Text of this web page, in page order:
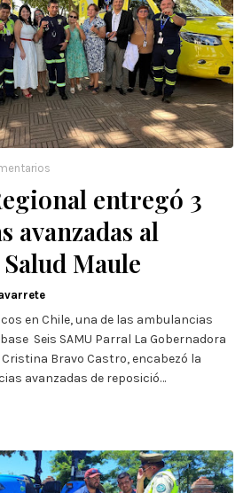
entregó 3
avanzadas al
Maule
en Chile, una de las ambulancias
Seis SAMU Parral La Gobernadora
Cristina Bravo Castro, encabezó la
avanzadas de reposició…